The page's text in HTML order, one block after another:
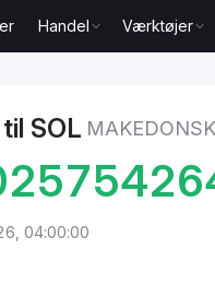
Handel Værktøjer
SOL
04:00:00